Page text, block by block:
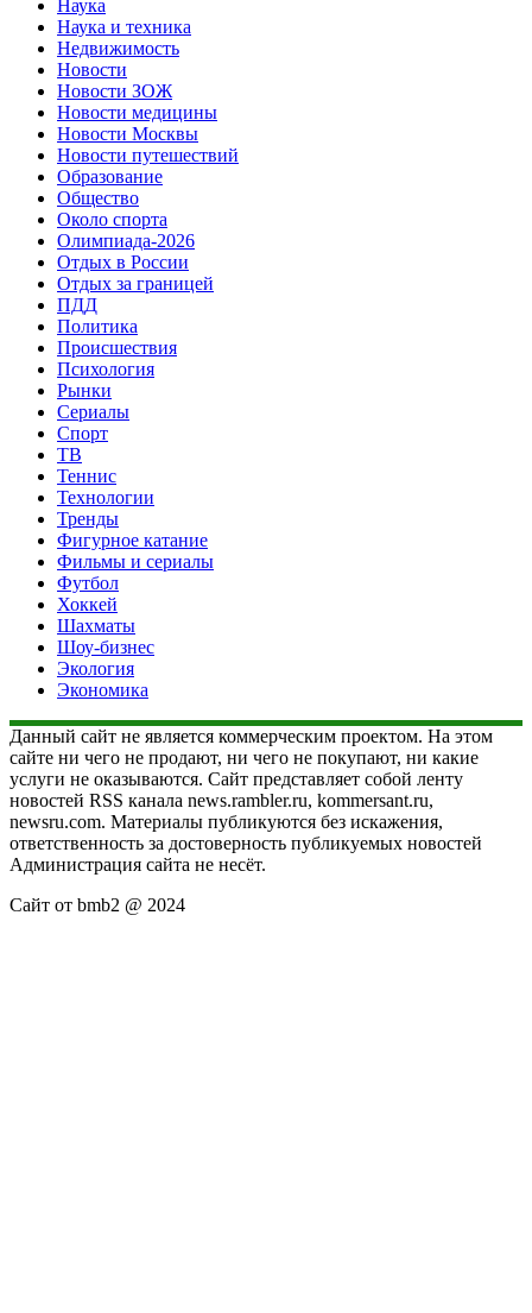
Наука
Наука и техника
Недвижимость
Новости
Новости ЗОЖ
Новости медицины
Новости Москвы
Новости путешествий
Образование
Общество
Около спорта
Олимпиада-2026
Отдых в России
Отдых за границей
ПДД
Политика
Происшествия
Психология
Рынки
Сериалы
Спорт
ТВ
Теннис
Технологии
Тренды
Фигурное катание
Фильмы и сериалы
Футбол
Хоккей
Шахматы
Шоу-бизнес
Экология
Экономика
Данный сайт не является коммерческим проектом. На этом
сайте ни чего не продают, ни чего не покупают, ни какие
услуги не оказываются. Сайт представляет собой ленту
новостей RSS канала news.rambler.ru, kommersant.ru,
newsru.com. Материалы публикуются без искажения,
ответственность за достоверность публикуемых новостей
Администрация сайта не несёт.
Сайт от bmb2 @ 2024